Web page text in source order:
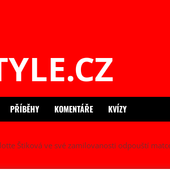
PŘÍBĚHY KOMENTÁŘE KVÍZY
Štiková ve své zamilovanosti odpouští